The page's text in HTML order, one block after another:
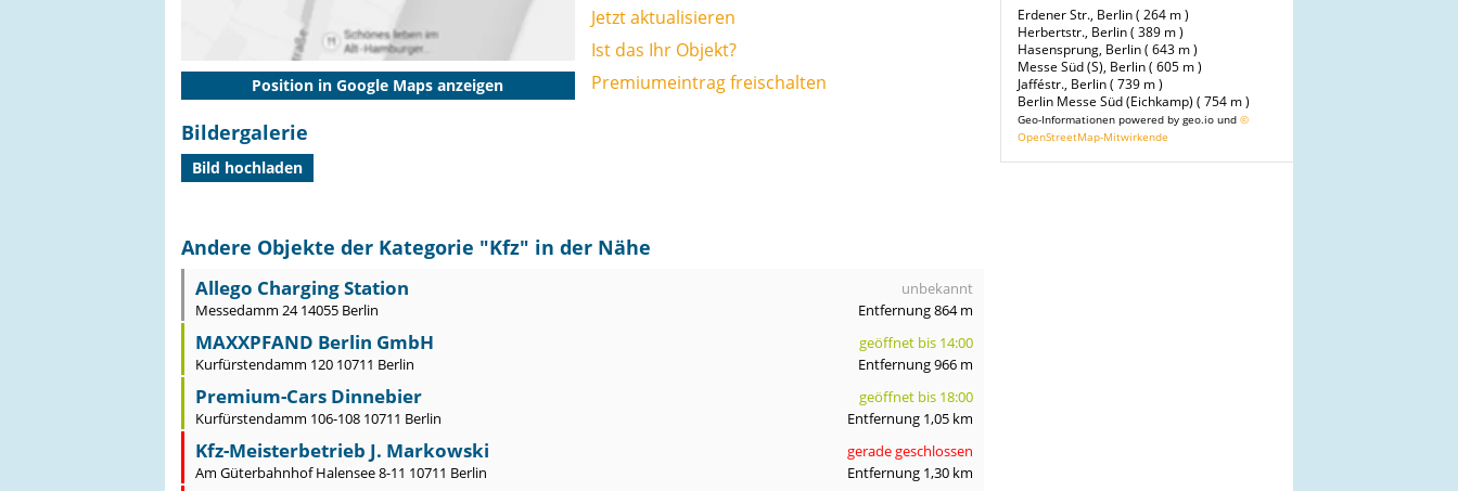
Position in Google Maps anzeigen
Jetzt aktualisieren
Ist das Ihr Objekt?
Premiumeintrag freischalten
Bildergalerie
Bild hochladen
Andere Objekte der Kategorie "Kfz" in der Nähe
Allego Charging Station
unbekannt
Messedamm 24 14055 Berlin
Entfernung 864 m
MAXXPFAND Berlin GmbH
geöffnet bis 14:00
Kurfürstendamm 120 10711 Berlin
Entfernung 966 m
Premium-Cars Dinnebier
geöffnet bis 18:00
Kurfürstendamm 106-108 10711 Berlin
Entfernung 1,05 km
Kfz-Meisterbetrieb J. Markowski
gerade geschlossen
Am Güterbahnhof Halensee 8-11 10711 Berlin
Entfernung 1,30 km
Erdener Str., Berlin ( 264 m )
Herbertstr., Berlin ( 389 m )
Hasensprung, Berlin ( 643 m )
Messe Süd (S), Berlin ( 605 m )
Jafféstr., Berlin ( 739 m )
Berlin Messe Süd (Eichkamp) ( 754 m )
Geo-Informationen powered by geo.io und ©
OpenStreetMap-Mitwirkende